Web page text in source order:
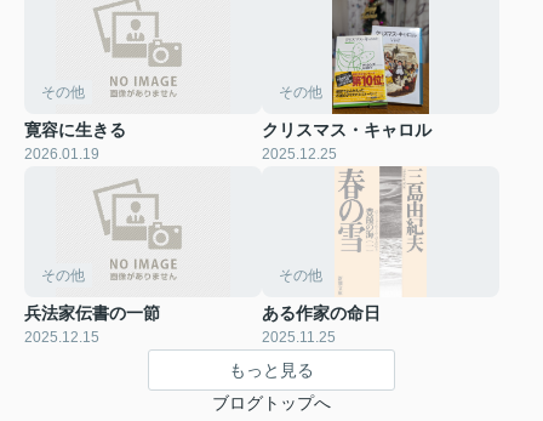
その他
寛容に生きる
2026.01.19
その他
クリスマス・キャロル
2025.12.25
その他
兵法家伝書の一節
2025.12.15
その他
ある作家の命日
2025.11.25
もっと見る
ブログトップへ